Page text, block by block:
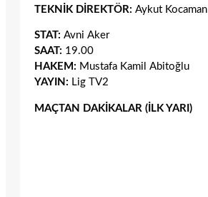
TEKNİK DİREKTÖR: Aykut Kocaman
STAT: Avni Aker
SAAT: 19.00
HAKEM: Mustafa Kamil Abitoğlu
YAYIN: Lig TV2
MAÇTAN DAKİKALAR (İLK YARI)